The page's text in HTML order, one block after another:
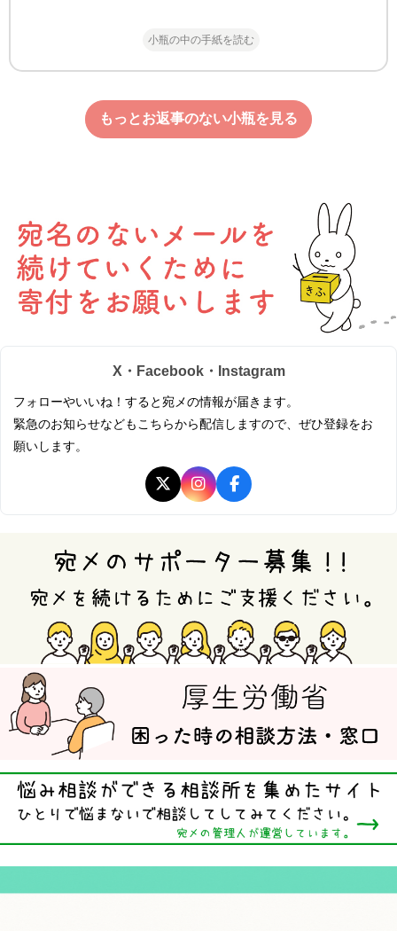
小瓶の中の手紙を読む
もっとお返事のない小瓶を見る
X・Facebook・Instagram
フォローやいいね！すると宛メの情報が届きます。
緊急のお知らせなどもこちらから配信しますので、ぜひ登録をお
願いします。